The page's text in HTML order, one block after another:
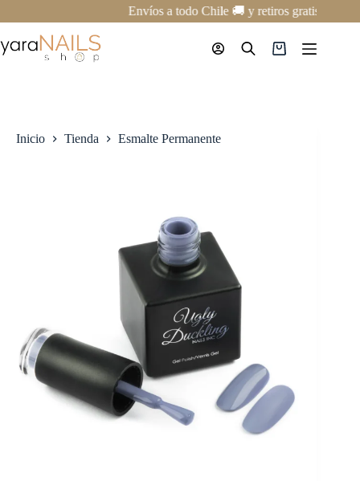
al
contenido
Envíos a todo Chile 🚚 y retiros gratis en
Carro
Inicio Tienda Esmalte Permanente